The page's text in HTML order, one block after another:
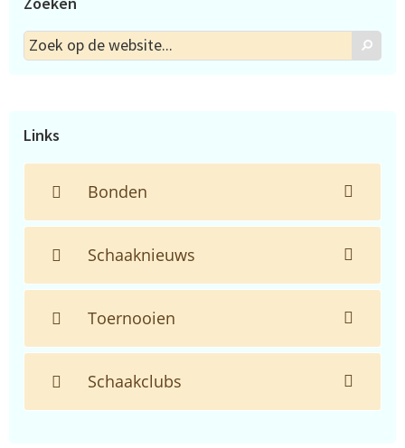
Zoek
op
Zoek
Links
Bonden
Schaaknieuws
Toernooien
Schaakclubs